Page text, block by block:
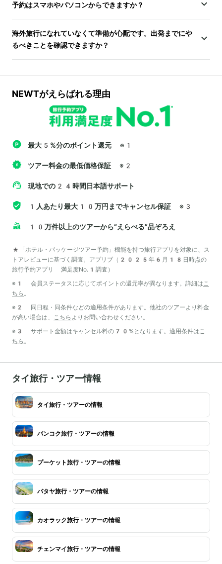
予約はスマホやパソコンからできますか？
海外旅行になれていなくて準備が心配です。出発までにや
るべきことを確認できますか？
NEWTがえらばれる理由
最大5%分のポイント還元 ※1
ツアー料金の最低価格保証 ※2
現地での24時間日本語サポート
1人あたり最大10万円までキャンセル保証 ※3
10万件以上のツアーから“えらべる”品ぞろえ
*「ホテル・パッケージツアー予約」機能を持つ旅行アプリを対象に、ス
トアレビューに基づく調査。アプリブ（2025年6月18日時点の
旅行予約アプリ 満足度No.1調査）
※1 会員ステータスに応じてポイントの還元率が異なります。詳細はこ
ちら 。
※2 同日程・同条件などの適用条件があります。他社のツアーより料金
が高い場合は、 こちら よりお問い合わせください。
※3 サポート金額はキャンセル料の70%となります。適用条件はこ
ちら 。
タイ旅行・ツアー情報
タイ旅行・ツアーの情報
バンコク旅行・ツアーの情報
プーケット旅行・ツアーの情報
パタヤ旅行・ツアーの情報
カオラック旅行・ツアーの情報
チェンマイ旅行・ツアーの情報